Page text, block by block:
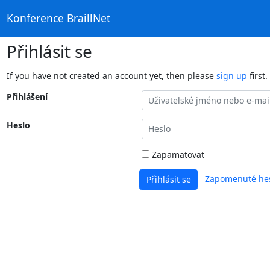
Konference BraillNet
Přihlásit se
If you have not created an account yet, then please sign up first.
Přihlášení
Heslo
Zapamatovat
Přihlásit se Zapomenuté